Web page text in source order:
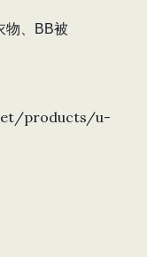
物、BB被
products/u-